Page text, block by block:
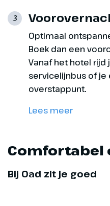
3
Optimaal
Boek dan een
Vanaf het hotel rijd
servicelijnbus of je
overstappunt.
Lees meer
Comfortabel
Bij Oad zit je goed